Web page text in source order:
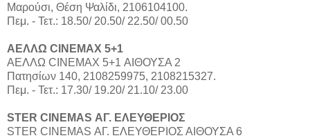
Μαρούσι, Θέση Ψαλίδι, 2106104100.
Πεμ. - Τετ.: 18.50/ 20.50/ 22.50/ 00.50
ΑΕΛΛΩ CINEMAX 5+1
ΑΕΛΛΩ CINEMAX 5+1 ΑΙΘΟΥΣΑ 2
Πατησίων 140, 2108259975, 2108215327.
Πεμ. - Τετ.: 17.30/ 19.20/ 21.10/ 23.00
STER CINEMAS ΑΓ. ΕΛΕΥΘΕΡΙΟΣ
STER CINEMAS ΑΓ. ΕΛΕΥΘΕΡΙΟΣ ΑΙΘΟΥΣΑ 6